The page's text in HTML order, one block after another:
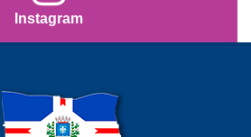
Instagram